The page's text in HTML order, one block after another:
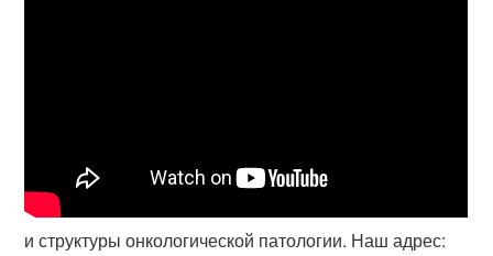
и структуры онкологической патологии. Наш адрес: